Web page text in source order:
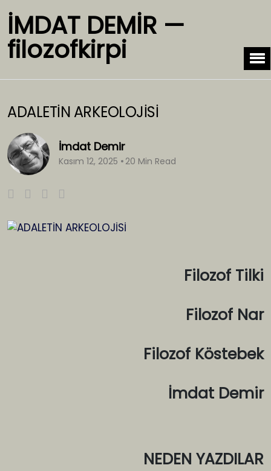
İMDAT DEMİR —
filozofkirpi
ADALETİN ARKEOLOJİSİ
İmdat Demir
Kasım 12, 2025 20 Min Read
Filozof Tilki
Filozof Nar
Filozof Köstebek
İmdat Demir
NEDEN YAZDILAR